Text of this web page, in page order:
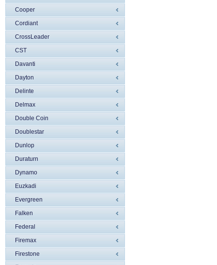
Cooper
Cordiant
CrossLeader
CST
Davanti
Dayton
Delinte
Delmax
Double Coin
Doublestar
Dunlop
Duraturn
Dynamo
Euzkadi
Evergreen
Falken
Federal
Firemax
Firestone